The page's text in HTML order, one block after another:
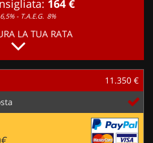
164 €
- T.A.E.G. 8%
LA TUA RATA
11.350 €